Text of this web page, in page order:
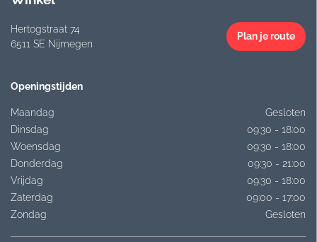
Hertogstraat 74
6511 SE Nijmegen
Plan je route
Openingstijden
Maandag
Gesloten
Dinsdag
09:30 - 18:00
Woensdag
09:30 - 18:00
Donderdag
09:30 - 21:00
Vrijdag
09:30 - 18:00
Zaterdag
09:00 - 17:00
Zondag
Gesloten